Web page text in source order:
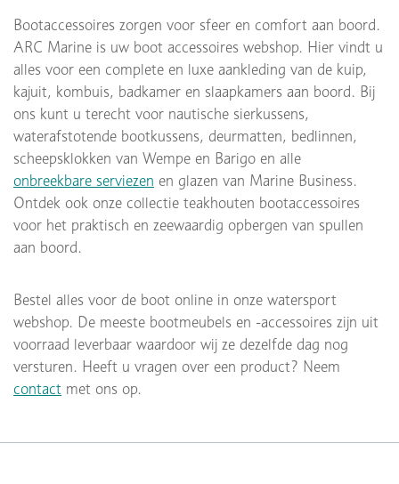
Bootaccessoires zorgen voor sfeer en comfort aan boord.
ARC Marine is uw boot accessoires webshop. Hier vindt u
alles voor een complete en luxe aankleding van de kuip,
kajuit, kombuis, badkamer en slaapkamers aan boord. Bij
ons kunt u terecht voor nautische sierkussens,
waterafstotende bootkussens, deurmatten, bedlinnen,
scheepsklokken van Wempe en Barigo en alle
onbreekbare serviezen en glazen van Marine Business.
Ontdek ook onze collectie teakhouten bootaccessoires
voor het praktisch en zeewaardig opbergen van spullen
aan boord.
Bestel alles voor de boot online in onze watersport
webshop. De meeste bootmeubels en -accessoires zijn uit
voorraad leverbaar waardoor wij ze dezelfde dag nog
versturen. Heeft u vragen over een product? Neem
contact met ons op.